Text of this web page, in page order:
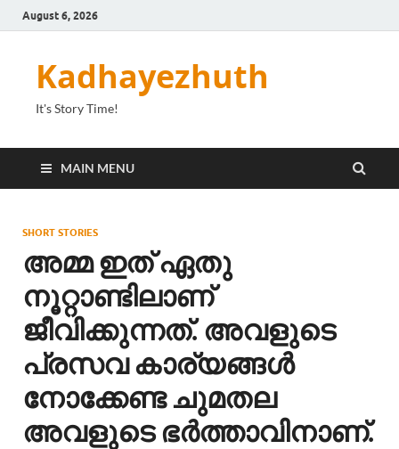
August 6, 2026
Kadhayezhuth
It's Story Time!
MAIN MENU
SHORT STORIES
അമ്മ ഇത് ഏതു
നൂറ്റാണ്ടിലാണ്
ജീവിക്കുന്നത്. അവളുടെ
പ്രസവ കാര്യങ്ങൾ
നോക്കേണ്ട ചുമതല
അവളുടെ ഭർത്താവിനാണ്.